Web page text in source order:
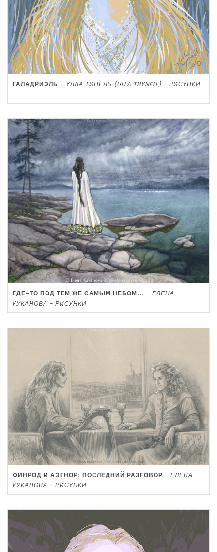
ГАЛАДРИЭЛЬ - УЛЛА ТИНЕЛЬ (ULLA THYNELL) - РИСУНКИ
ГДЕ-ТО ПОД ТЕМ ЖЕ САМЫМ НЕБОМ... - ЕЛЕНА
КУКАНОВА - РИСУНКИ
ФИНРОД И АЭГНОР: ПОСЛЕДНИЙ РАЗГОВОР - ЕЛЕНА
КУКАНОВА - РИСУНКИ